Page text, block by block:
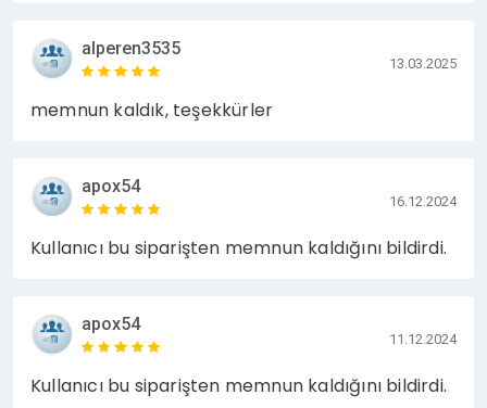
✅ PR – Dijital Basın Çalışmaları
✅ SEO Odaklı Bağlantı Hizmetleri
alperen3535
13.03.2025
memnun kaldık, teşekkürler
apox54
16.12.2024
Kullanıcı bu siparişten memnun kaldığını bildirdi.
apox54
11.12.2024
Kullanıcı bu siparişten memnun kaldığını bildirdi.